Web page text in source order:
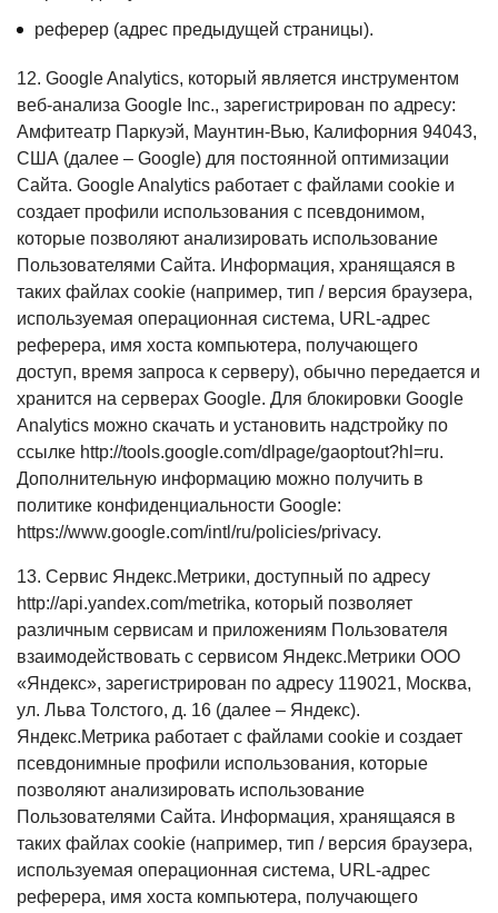
реферер (адрес предыдущей страницы).
12. Google Analytics, который является инструментом
веб-анализа Google Inc., зарегистрирован по адресу:
Амфитеатр Паркуэй, Маунтин-Вью, Калифорния 94043,
США (далее – Google) для постоянной оптимизации
Сайта. Google Analytics работает с файлами cookie и
создает профили использования с псевдонимом,
которые позволяют анализировать использование
Пользователями Сайта. Информация, хранящаяся в
таких файлах cookie (например, тип / версия браузера,
используемая операционная система, URL-адрес
реферера, имя хоста компьютера, получающего
доступ, время запроса к серверу), обычно передается и
хранится на серверах Google. Для блокировки Google
Analytics можно скачать и установить надстройку по
ссылке http://tools.google.com/dlpage/gaoptout?hl=ru.
Дополнительную информацию можно получить в
политике конфиденциальности Google:
https://www.google.com/intl/ru/policies/privacy.
13. Сервис Яндекс.Метрики, доступный по адресу
http://api.yandex.com/metrika, который позволяет
различным сервисам и приложениям Пользователя
взаимодействовать с сервисом Яндекс.Метрики ООО
«Яндекс», зарегистрирован по адресу 119021, Москва,
ул. Льва Толстого, д. 16 (далее – Яндекс).
Яндекс.Метрика работает с файлами cookie и создает
псевдонимные профили использования, которые
позволяют анализировать использование
Пользователями Сайта. Информация, хранящаяся в
таких файлах cookie (например, тип / версия браузера,
используемая операционная система, URL-адрес
реферера, имя хоста компьютера, получающего